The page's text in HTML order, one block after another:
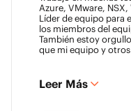
Azure, VMware,
Líder de equipo para
los miembros del
También estoy
que mi equipo y
Leer Más